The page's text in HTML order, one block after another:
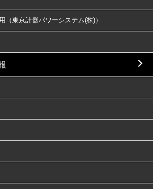
（東京計器パワーシステム(株)）